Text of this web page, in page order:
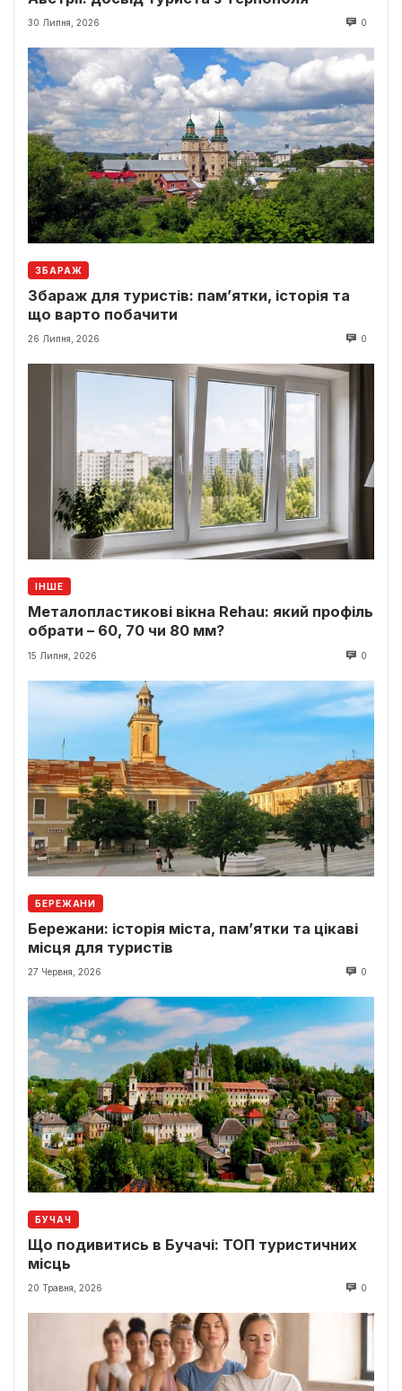
30 Липня, 2026 0
ЗБАРАЖ
Збараж для туристів: пам’ятки, історія та
що варто побачити
26 Липня, 2026 0
ІНШЕ
Металопластикові вікна Rehau: який профіль
обрати – 60, 70 чи 80 мм?
15 Липня, 2026 0
БЕРЕЖАНИ
Бережани: історія міста, пам’ятки та цікаві
місця для туристів
27 Червня, 2026 0
БУЧАЧ
Що подивитись в Бучачі: ТОП туристичних
місць
20 Травня, 2026 0